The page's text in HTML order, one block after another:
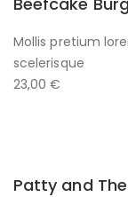
Mollis pretium
scelerisque
23,00 €
Patty and